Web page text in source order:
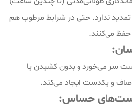
تمدید ندارد. حتی در شرایط مرطوب هم
حفظ می‌کنند.
سر می‌خورد و بدون کشیدن یا
و یکدست ایجاد می‌کند.
حساس: